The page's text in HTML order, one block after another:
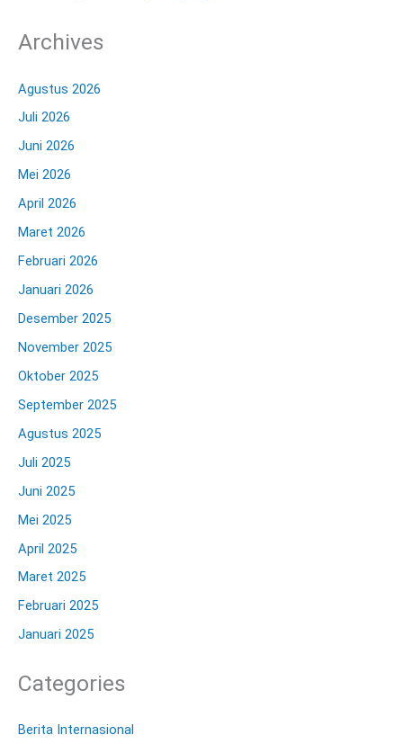
Archives
Agustus 2026
Juli 2026
Juni 2026
Mei 2026
April 2026
Maret 2026
Februari 2026
Januari 2026
Desember 2025
November 2025
Oktober 2025
September 2025
Agustus 2025
Juli 2025
Juni 2025
Mei 2025
April 2025
Maret 2025
Februari 2025
Januari 2025
Categories
Berita Internasional